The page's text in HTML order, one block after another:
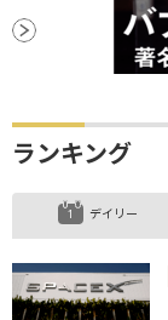
ランキング
デイリー